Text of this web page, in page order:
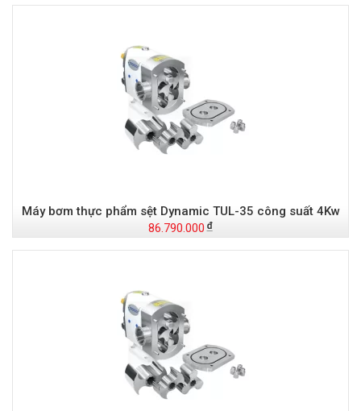
Máy bơm thực phẩm sệt Dynamic TUL-35 công suất 4Kw
86.790.000